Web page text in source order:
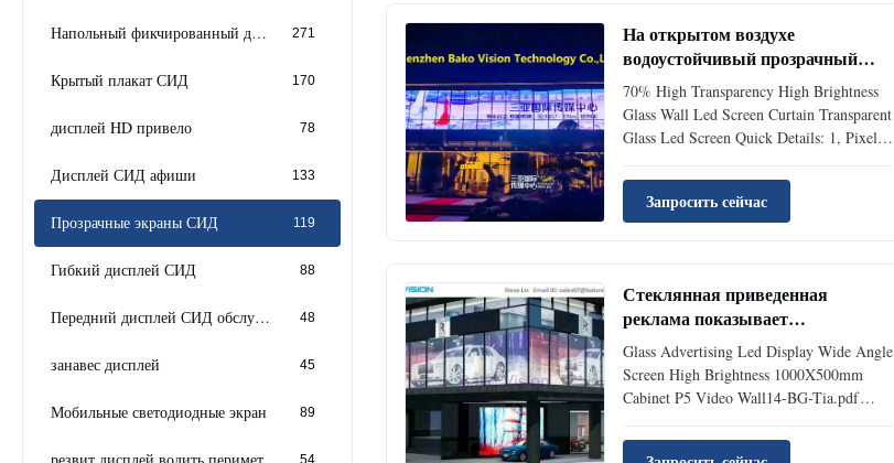
Напольный фикчированный дисплей водить 271
Крытый плакат СИД 170
дисплей HD привело 78
Дисплей СИД афиши 133
Прозрачные экраны СИД 119
Гибкий дисплей СИД 88
Передний дисплей СИД обслуживания 48
занавес дисплей 45
Мобильные светодиодные экран 89
54
На открытом воздухе
водоустойчивый прозрачный
экран дисплея СИД с более
низким потреблением
70% High Transparency High Brightness
Glass Wall Led Screen Curtain Transparent
Glass Led Screen Quick Details: 1, Pixel
281trillions. 3, Wide viewing angle: 120°/
60°. 4, Input Voltage: AC110V/220V,
50/60Hz. 5, Standard cabinet size: 1000 x
Запросить сейчас
Стеклянная приведенная
реклама показывает
широкоформатную стену видео
шкафа P5 высокой яркости
1000X500mm экрана
Glass Advertising Led Display Wide Angle
Screen High Brightness 1000X500mm
Cabinet P5 Video Wall14-BG-Tia.pdf
specification: Model P-5.2 Pixel Pitch